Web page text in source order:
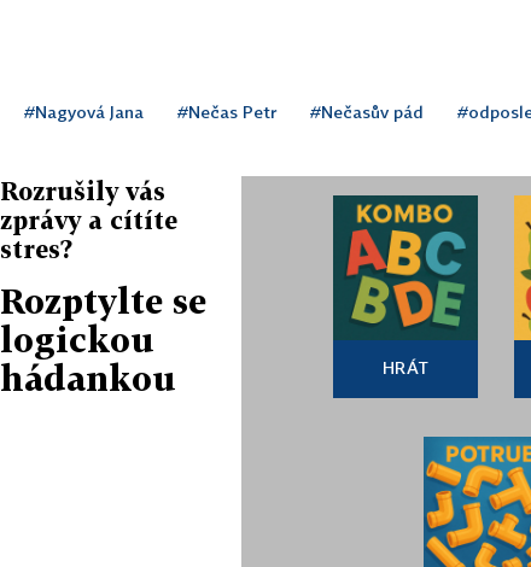
#Nagyová Jana #Nečas Petr #Nečasův pád
Rozrušily vás
zprávy a cítíte
stres?
Rozptylte se
logickou
hádankou
HRÁT